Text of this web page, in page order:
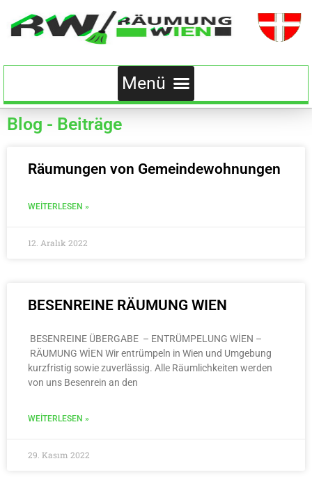
Blog - Beiträge
Räumungen von Gemeindewohnungen
WEITERLESEN »
12. Aralık 2022
BESENREINE RÄUMUNG WIEN
BESENREINE ÜBERGABE – ENTRÜMPELUNG WİEN –
RÄUMUNG WİEN Wir entrümpeln in Wien und Umgebung
kurzfristig sowie zuverlässig. Alle Räumlichkeiten werden
von uns Besenrein an den
WEITERLESEN »
29. Kasım 2022